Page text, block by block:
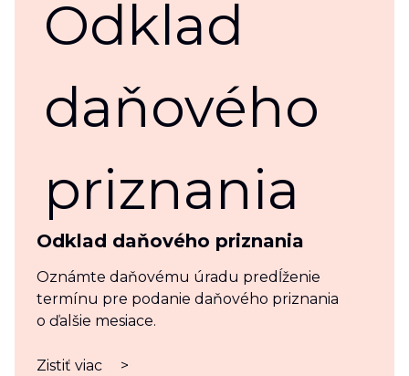
Odklad daňového priznania
Oznámte daňovému úradu predĺženie
termínu pre podanie daňového priznania
o ďalšie mesiace.
Zistiť viac >